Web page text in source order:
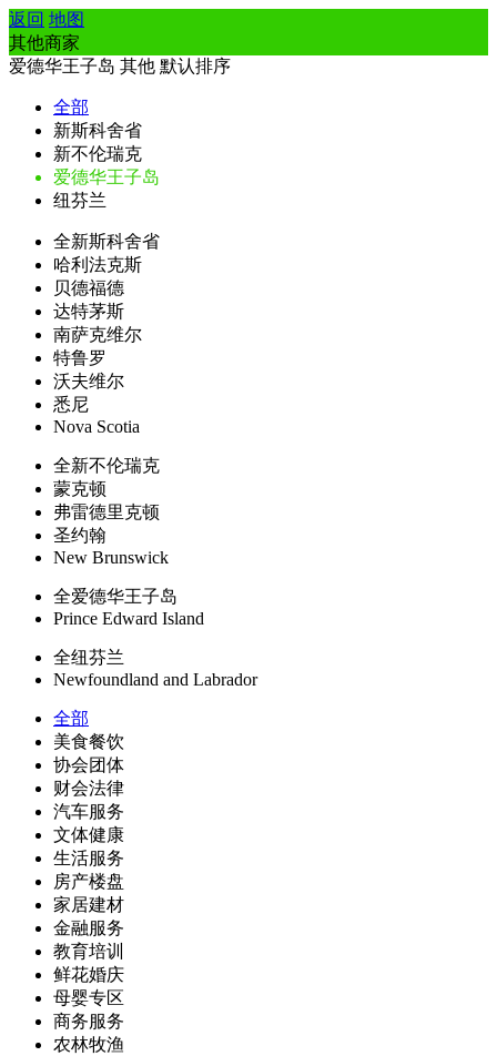
返回 地图
其他商家
爱德华王子岛 其他 默认排序
全部
新斯科舍省
新不伦瑞克
爱德华王子岛
纽芬兰
全新斯科舍省
哈利法克斯
贝德福德
达特茅斯
南萨克维尔
特鲁罗
沃夫维尔
悉尼
Nova Scotia
全新不伦瑞克
蒙克顿
弗雷德里克顿
圣约翰
New Brunswick
全爱德华王子岛
Prince Edward Island
全纽芬兰
Newfoundland and Labrador
全部
美食餐饮
协会团体
财会法律
汽车服务
文体健康
生活服务
房产楼盘
家居建材
金融服务
教育培训
鲜花婚庆
母婴专区
商务服务
农林牧渔